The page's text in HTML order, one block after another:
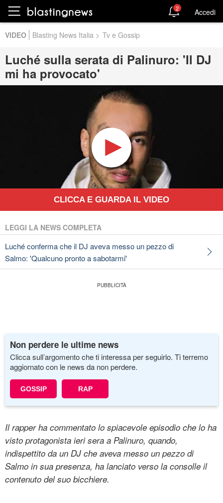
VIDEO Blasting News Italia > Tv e Gossip
Luché sulla serata di Palinuro: 'Il DJ
mi ha provocato'
CLICCA E GUARDA IL VIDEO
LEGGI LA NEWS COMPLETA
Luché conferma che il DJ aveva messo un pezzo di
Salmo: 'Qualcuno pronto a sabotarmi'
Non perdere le ultime news
Clicca sull’argomento che ti interessa per seguirlo. Ti terremo
aggiornato con le news da non perdere.
GOSSIP RAP
Il rapper ha commentato lo spiacevole episodio che lo ha
visto protagonista ieri sera a Palinuro, quando,
indispettito da un DJ che aveva messo un pezzo di
Salmo in sua presenza, ha lanciato verso la consolle il
contenuto del suo bicchiere.
2 Accedi